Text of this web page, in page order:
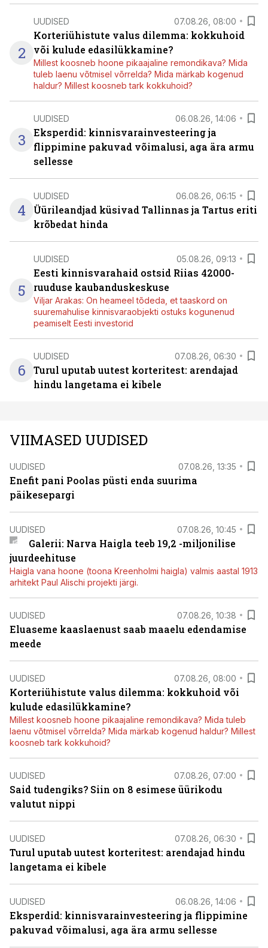
2
UUDISED 07.08.26, 08:00
Korteriühistute valus dilemma: kokkuhoid
või kulude edasilükkamine?
Millest koosneb hoone pikaajaline remondikava? Mida
tuleb laenu võtmisel võrrelda? Mida märkab kogenud
haldur? Millest koosneb tark kokkuhoid?
3
UUDISED 06.08.26, 14:06
Eksperdid: kinnisvarainvesteering ja
flippimine pakuvad võimalusi, aga ära armu
sellesse
4
UUDISED 06.08.26, 06:15
Üürileandjad küsivad Tallinnas ja Tartus eriti
krõbedat hinda
5
UUDISED 05.08.26, 09:13
Eesti kinnisvarahaid ostsid Riias 42000-
ruuduse kaubanduskeskuse
Viljar Arakas: On heameel tõdeda, et taaskord on
suuremahulise kinnisvaraobjekti ostuks kogunenud
peamiselt Eesti investorid
6
UUDISED 07.08.26, 06:30
Turul uputab uutest korteritest: arendajad
hindu langetama ei kibele
VIIMASED UUDISED
UUDISED 07.08.26, 13:35
Enefit pani Poolas püsti enda suurima
päikesepargi
UUDISED 07.08.26, 10:45
Galerii: Narva Haigla teeb 19,2 -miljonilise
juurdeehituse
Haigla vana hoone (toona Kreenholmi haigla) valmis aastal 1913
arhitekt Paul Alischi projekti järgi.
UUDISED 07.08.26, 10:38
Eluaseme kaaslaenust saab maaelu edendamise
meede
UUDISED 07.08.26, 08:00
Korteriühistute valus dilemma: kokkuhoid või
kulude edasilükkamine?
Millest koosneb hoone pikaajaline remondikava? Mida tuleb
laenu võtmisel võrrelda? Mida märkab kogenud haldur? Millest
koosneb tark kokkuhoid?
UUDISED 07.08.26, 07:00
Said tudengiks? Siin on 8 esimese üürikodu
valutut nippi
UUDISED 07.08.26, 06:30
Turul uputab uutest korteritest: arendajad hindu
langetama ei kibele
UUDISED 06.08.26, 14:06
Eksperdid: kinnisvarainvesteering ja flippimine
pakuvad võimalusi, aga ära armu sellesse